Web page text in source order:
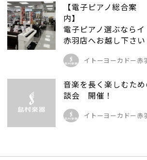
【電子ピアノ総合案
電子ピアノ選ぶなら
赤羽店へお越し下さい
イトーヨーカドー赤
音楽を長く楽しむた
談会 開催！
イトーヨーカドー赤